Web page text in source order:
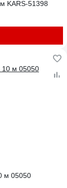
KARS-51398
м 05050